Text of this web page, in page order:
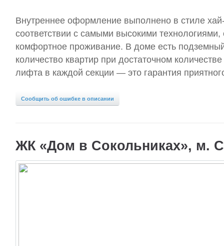
Внутреннее оформление выполнено в стиле
соответствии с самыми высокими
комфортное проживание. В доме есть
количество квартир при достаточном
лифта в каждой секции — это гарантия
Сообщить об ошибке в описании
ЖК «Дом в Сокольниках», м.